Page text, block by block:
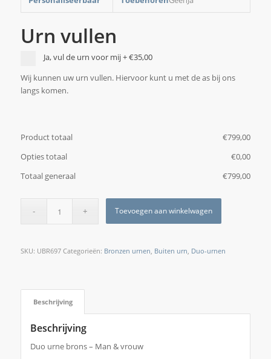
Urn vullen
Ja, vul de urn voor mij+€35,00
Wij kunnen uw urn vullen. Hiervoor kunt u met de as bij ons
langs komen.
Product totaal €‎799,00
Opties totaal
€‎0,00
Totaal generaal
€‎799,00
Toevoegen aan winkelwagen
SKU: UBR697 Categorieën: Bronzen urnen, Buiten urn, Duo-urnen
Beschrijving
Beschrijving
Duo urne brons – Man & vrouw